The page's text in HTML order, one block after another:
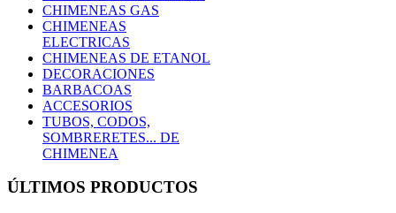
CHIMENEAS GAS
CHIMENEAS
ELECTRICAS
CHIMENEAS DE ETANOL
DECORACIONES
BARBACOAS
ACCESORIOS
TUBOS, CODOS,
SOMBRERETES... DE
CHIMENEA
ÚLTIMOS PRODUCTOS